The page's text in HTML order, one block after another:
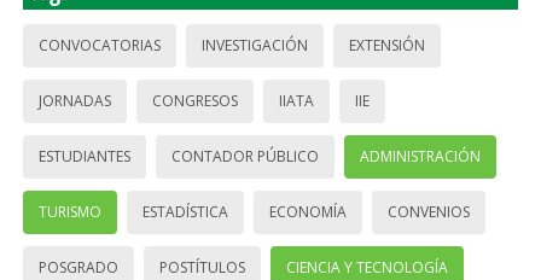
CONVOCATORIAS INVESTIGACIÓN EXTENSIÓN
JORNADAS CONGRESOS IIATA IIE
ESTUDIANTES CONTADOR PÚBLICO ADMINISTRACIÓN
TURISMO ESTADÍSTICA ECONOMÍA CONVENIOS
POSGRADO POSTÍTULOS CIENCIA Y TECNOLOGÍA